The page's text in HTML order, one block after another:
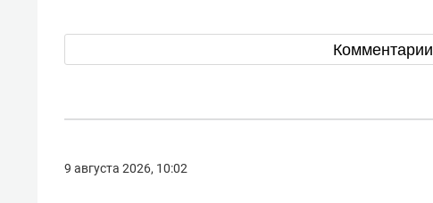
Комментарии
9 августа 2026, 10:02